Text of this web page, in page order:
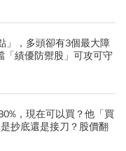
」，多頭卻有3個最大障
「績優防禦股」可攻可守
，現在可以買？他「買
抄底還是接刀？股價翻